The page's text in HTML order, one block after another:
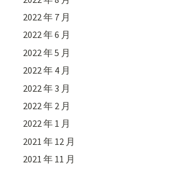
2022 年 7 月
2022 年 6 月
2022 年 5 月
2022 年 4 月
2022 年 3 月
2022 年 2 月
2022 年 1 月
2021 年 12 月
2021 年 11 月